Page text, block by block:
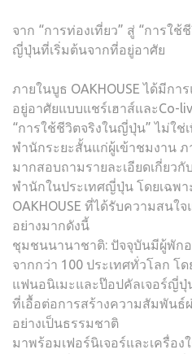
จาก “การท่องเที่ยว” สู่ “การใ
ญี่ปุ่นที่เริ่มต้นจากที่อยู่อาศัย
ภายในบูธ OAKHOUSE ได้มีก
อยู่อาศัยแบบแชร์เฮาส์และCo-
“การใช้ชีวิตจริงในญี่ปุ่น” ไม่ใช่
พำนักระยะสั้นแก่ผู้เข้าชมงาน
มากสอบถามรายละเอียดเกี่ยว
พำนักในประเทศญี่ปุ่น โดยเฉพ
OAKHOUSE ที่ได้รับความสนใ
อย่างมากดังนี้
ชุมชนนานาชาติ: ปัจจุบันมีผู้พัก
จากกว่า 100 ประเทศทั่วโลก โ
แฟนอนิเมะและป๊อปคัลเจอร์ญี่
ที่เอื้อต่อการสร้างความสัมพันธ์
อย่างเป็นธรรมชาติ
มาพร้อมเฟอร์นิเจอร์และเครื่อ